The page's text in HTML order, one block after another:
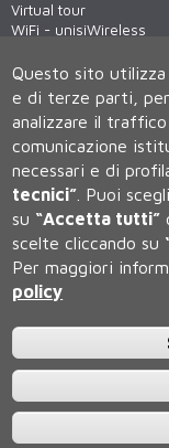
Virtual tour
WiFi - unisiWireless
Università degli
Rettorato, via Banchi
P.IVA 00273530527 |
Elettronica Certificata
0577 235555 (dal
Questo sito
e di terze parti,
analizzare il
comunicazione
necessari e di
tecnici” Puoi
su “Accetta tutti”
scelte cliccando su
Per maggiori
policy